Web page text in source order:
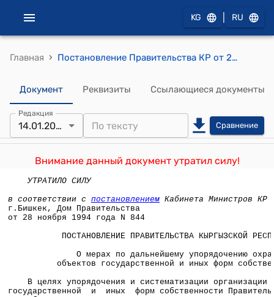
KG RU
Главная › Постановление Правительства КР от 28 ноября 1994 года N 844 "О мерах по дальнейшему упорядочению охраны объектов государственной и иных форм собственности"
Документ Реквизиты Ссылающиеся документы
Редакция
14.01.2022 Сравнение
Внимание данный документ утратил силу!